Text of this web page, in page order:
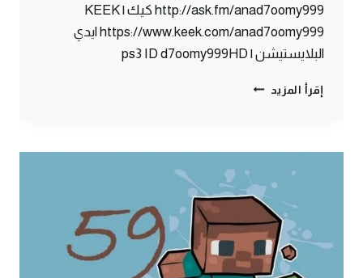
http://ask.fm/anad7oomy999 كيك | KEEK
https://www.keek.com/anad7oomy999 ايدي
البلايستيشن | ps3 ID d7oomy999HD
إقرأ المزيد ماين
قرر
يفتح
بنك
#60
|
60#
MINECRAFT
: